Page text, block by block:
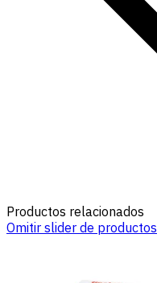
Productos relacionados
Omitir slider de productos